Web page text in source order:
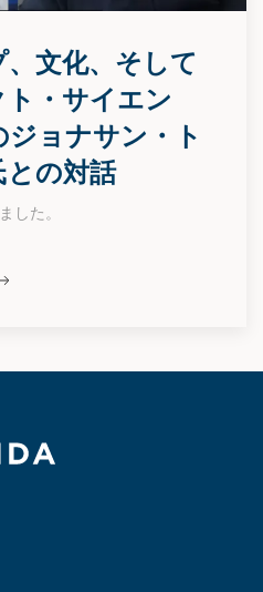
文化、そして
・サイエン
ョナサン・ト
との対話
した。